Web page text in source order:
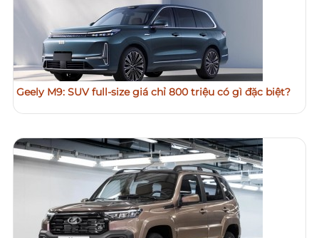
Geely M9: SUV full-size giá chỉ 800 triệu có gì đặc biệt?